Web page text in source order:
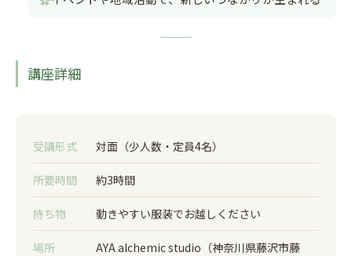
講座詳細
受講形式 対面（少人数・定員4名）
所要時間 約3時間
持ち物 動きやすい服装でお越しください
場所
AYA alchemic studio（神奈川県藤沢市藤